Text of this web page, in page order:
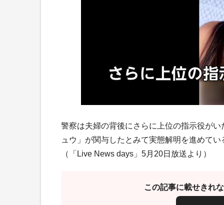
警察は夫婦の背後にさらに上位の指示役が
ュウ」が関与したとみて実態解明を進めてい
（「Live News days」5月20日放送より）
この記事に載せきれ